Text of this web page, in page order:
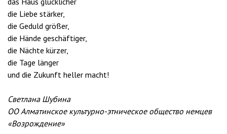
die Liebe stärker,
die Geduld größer,
die Hände geschäftiger,
die Nächte kürzer,
die Tage länger
und die Zukunft heller macht!
Светлана Шубина
ОО Алматинское культурно-этническое общество немцев
«Возрождение»